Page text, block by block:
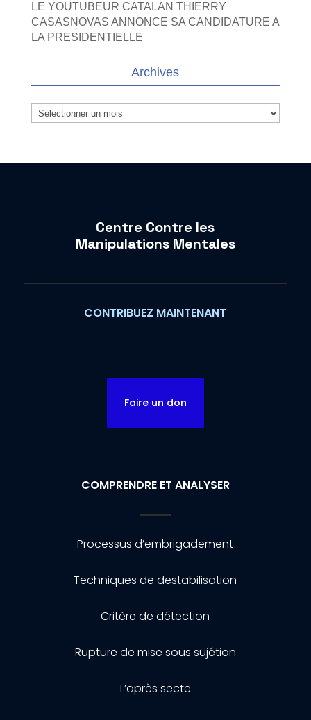
LE YOUTUBEUR CATALAN THIERRY
CASASNOVAS ANNONCE SA CANDIDATURE A
LA PRESIDENTIELLE
Archives
Archives
Centre Contre les
Manipulations Mentales
CONTRIBUEZ MAINTENANT
Faire un don
COMPRENDRE ET ANALYSER
Processus d’embrigadement
Techniques de destabilisation
Critère de détection
Rupture de mise sous sujétion
L’après secte